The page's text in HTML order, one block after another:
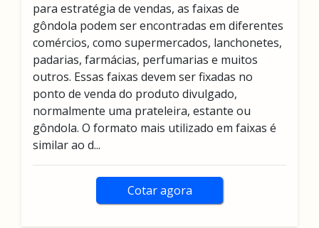
para estratégia de vendas, as faixas de
gôndola podem ser encontradas em diferentes
comércios, como supermercados, lanchonetes,
padarias, farmácias, perfumarias e muitos
outros. Essas faixas devem ser fixadas no
ponto de venda do produto divulgado,
normalmente uma prateleira, estante ou
gôndola. O formato mais utilizado em faixas é
similar ao d...
Cotar agora